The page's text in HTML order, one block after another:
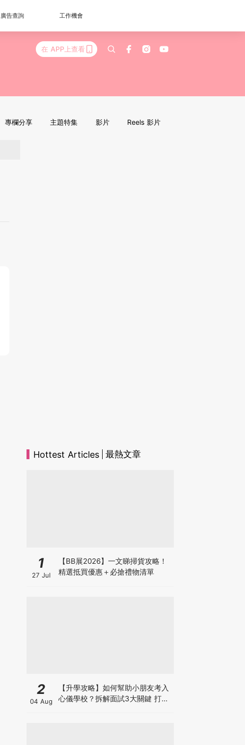
廣告查詢 工作機會
在 APP上查看
專欄分享 主題特集 影片 Reels 影片
Hottest Articles 最熱文章
1
27 Jul
【BB展2026】一文睇掃貨攻略！
精選抵買優惠＋必搶禮物清單
2
04 Aug
【升學攻略】如何幫助小朋友考入
心儀學校？拆解面試3大關鍵 打好